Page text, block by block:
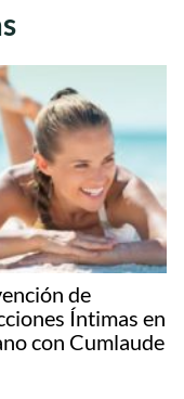
de
Íntimas en
con Cumlaude